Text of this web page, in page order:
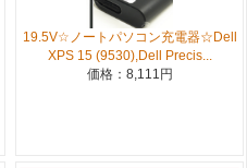
19.5V☆ノートパソコン充電器☆Dell
XPS 15 (9530),Dell Precis...
価格：8,111円